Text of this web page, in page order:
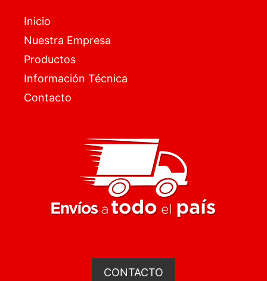
Inicio
Nuestra Empresa
Productos
Información Técnica
Contacto
CONTACTO